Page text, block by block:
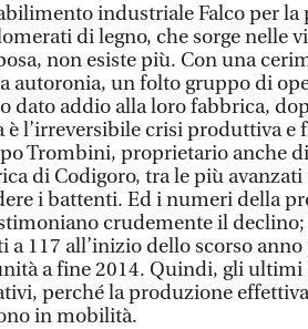
industriale Falco per
di legno, che sorge nelle
non esiste più. Con una
autoronia, un folto gruppo di
dato addio alla loro fabbrica,
è l’irreversibile crisi produttiva
Trombini, proprietario anche
di Codigoro, tra le più
i battenti. Ed i numeri della
crudemente il
a 117 all’inizio dello scorso
a fine 2014. Quindi, gli
perché la produzione
in mobilità.